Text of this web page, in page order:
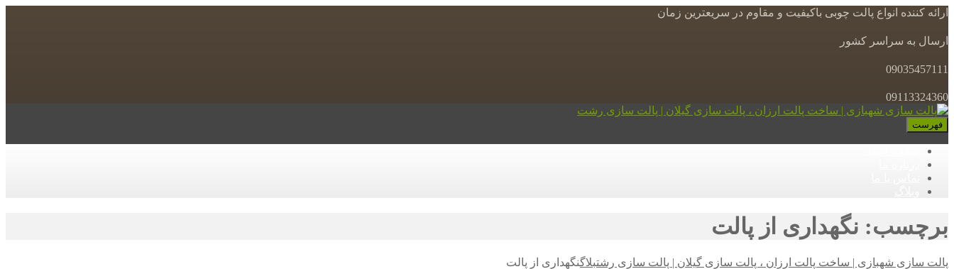
ارائه کننده انواع پالت چوبی باکیفیت و مقاوم در سریعترین زمان
ارسال به سراسر کشور
09035457111
09113324360
فهرست
برچسب: نگهداری از پالت
پالت سازی شهبازی | ساخت پالت ارزان ، پالت سازی گیلان | پالت سازی رشتبلاگنگهداری از پالت